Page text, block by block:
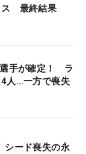
イだった今
信を持って打
ョットは「安
イメージをそ
倶楽部（静岡
そういう年も
ス 最終結果
選手が確定！ ラ
人…一方で喪失
シード喪失の永